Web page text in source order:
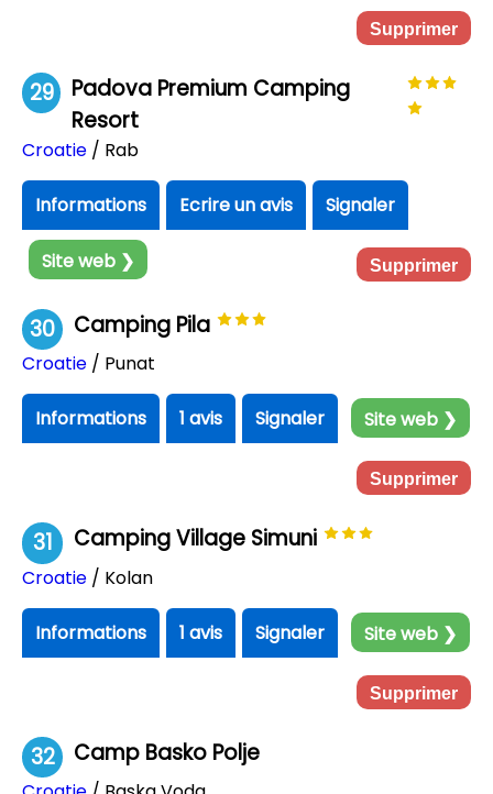
Supprimer
29
Padova Premium Camping
Resort
Croatie / Rab
Informations Ecrire un avis Signaler
Site web ❯ Supprimer
30 Camping Pila
Croatie / Punat
Informations 1 avis Signaler Site web ❯
Supprimer
31 Camping Village Simuni
Croatie / Kolan
Informations 1 avis Signaler Site web ❯
Supprimer
32 Camp Basko Polje